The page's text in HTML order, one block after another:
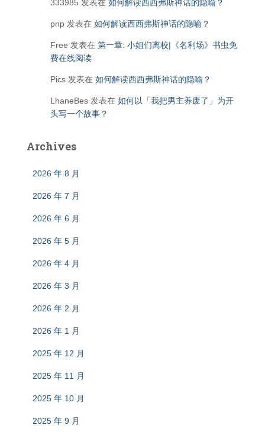
333985 发表在 如何解读西西弗斯神话的隐喻？
pnp 发表在 如何解读西西弗斯神话的隐喻？
Free 发表在 第一章: 小姐们离校|《名利场》书虫免
费在线阅读
Pics 发表在 如何解读西西弗斯神话的隐喻？
LhaneBes 发表在 如何以「我把男主养废了」为开
头写一个故事？
Archives
2026 年 8 月
2026 年 7 月
2026 年 6 月
2026 年 5 月
2026 年 4 月
2026 年 3 月
2026 年 2 月
2026 年 1 月
2025 年 12 月
2025 年 11 月
2025 年 10 月
2025 年 9 月